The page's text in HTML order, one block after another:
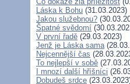
Láska k Bohu (31.03.2023)
Jakou služebnou?
Špatné svědomí
V první řadě (29.03.2023)
Jenž je Láska sama
Nejcennější čas
To nejlepší v sobě
I mnozí další hříšníci
Dobudeš srdce